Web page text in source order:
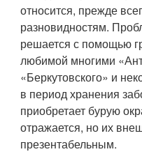
относится, прежде
разновидностям.
решается с помощью
любимой многими
«Беркутовского» и
в период хранения
приобретает бурую
отражается, но их
презентабельным.